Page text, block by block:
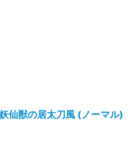
仙獣の居太刀風 (ノーマル)